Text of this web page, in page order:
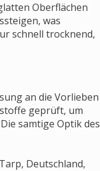
Oberflächen
was
schnell trocknend,
an die Vorlieben
geprüft, um
samtige Optik des
Deutschland,